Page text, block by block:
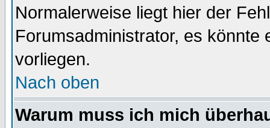
Normalerweise liegt hier der
Forumsadministrator, es könnte
vorliegen.
Nach oben
Warum muss ich mich